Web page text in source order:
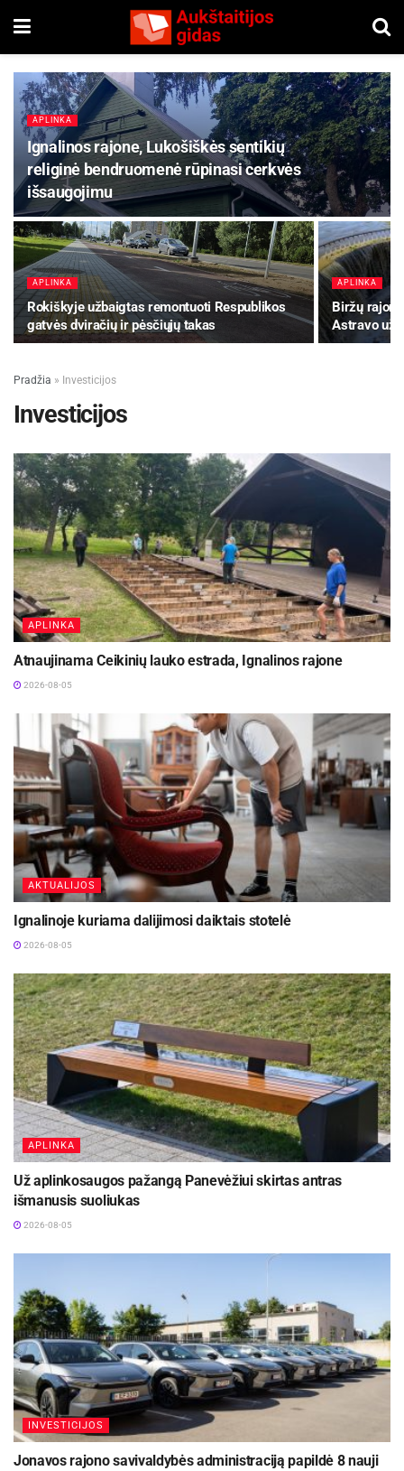
APLINKA
Ignalinos rajone, Lukošiškės sentikių
religinė bendruomenė rūpinasi cerkvės
išsaugojimu
APLINKA
Rokiškyje užbaigtas remontuoti Respublikos
gatvės dviračių ir pėsčiųjų takas
APLINKA
Biržų
Astravo
Pradžia » Investicijos
Investicijos
APLINKA
Atnaujinama Ceikinių lauko estrada, Ignalinos rajone
2026-08-05
AKTUALIJOS
Ignalinoje kuriama dalijimosi daiktais stotelė
2026-08-05
APLINKA
Už aplinkosaugos pažangą Panevėžiui skirtas antras
išmanusis suoliukas
2026-08-05
INVESTICIJOS
Jonavos rajono savivaldybės administraciją papildė 8 nauji